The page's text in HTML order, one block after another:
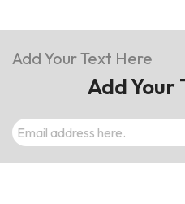
Add Your Text Here
Add Your